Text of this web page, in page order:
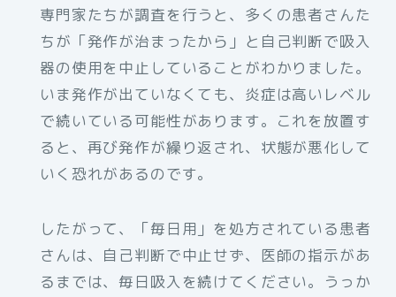
専門家たちが調査を行うと、多くの患者さんた
ちが「発作が治まったから」と自己判断で吸入
器の使用を中止していることがわかりました。
いま発作が出ていなくても、炎症は高いレベル
で続いている可能性があります。これを放置す
ると、再び発作が繰り返され、状態が悪化して
いく恐れがあるのです。
したがって、「毎日用」を処方されている患者
さんは、自己判断で中止せず、医師の指示があ
るまでは、毎日吸入を続けてください。うっか